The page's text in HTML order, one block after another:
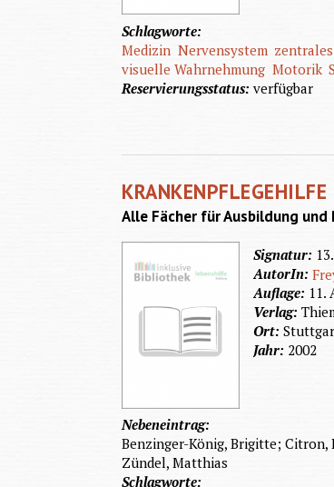
Schlagworte:
Medizin Nervensystem
visuelle Wahrnehmung Motorik
Reservierungsstatus:verfügbar
KRANKENPFLEGEHILFE
Alle Fächer für Ausbildung und
Signatur:
AutorIn:
Auflage: 11.
Verlag:
Ort:
Jahr: 2002
Nebeneintrag:
Benzinger-König, Brigitte;
Zündel, Matthias
Schlagworte: